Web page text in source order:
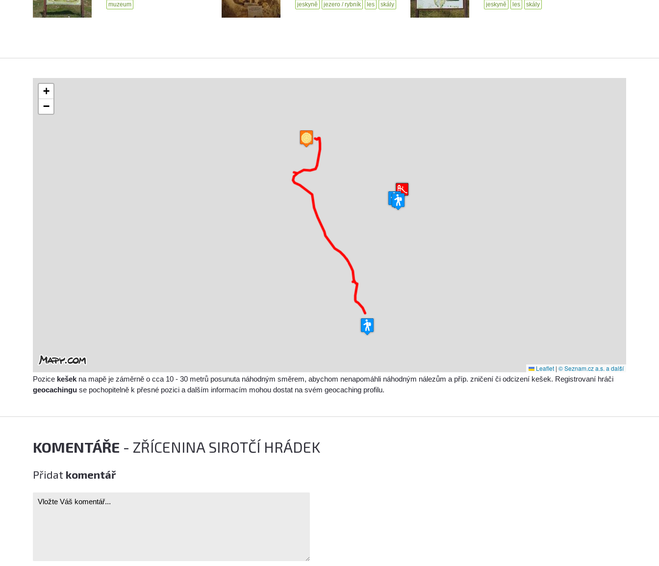
muzeum jeskyně jezero / rybník les skály jeskyně les skály
+
−
Leaflet | © Seznam.cz a.s. a další
Pozice kešek na mapě je záměrně o cca 10 - 30 metrů posunuta náhodným směrem, abychom nenapomáhli náhodným nálezům a příp. zničení či odcizení kešek. Registrovaní hráči
geocachingu se pochopitelně k přesné pozici a dalším informacím mohou dostat na svém geocaching profilu.
KOMENTÁŘE - ZŘÍCENINA SIROTČÍ HRÁDEK
Přidat komentář